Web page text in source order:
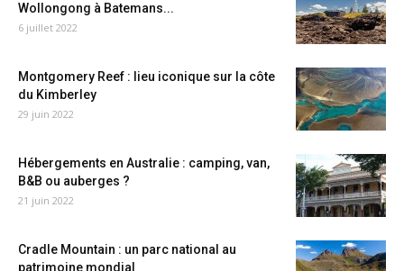
Wollongong à Batemans...
6 juillet 2022
Montgomery Reef : lieu iconique sur la côte
du Kimberley
29 juin 2022
Hébergements en Australie : camping, van,
B&B ou auberges ?
21 juin 2022
Cradle Mountain : un parc national au
patrimoine mondial